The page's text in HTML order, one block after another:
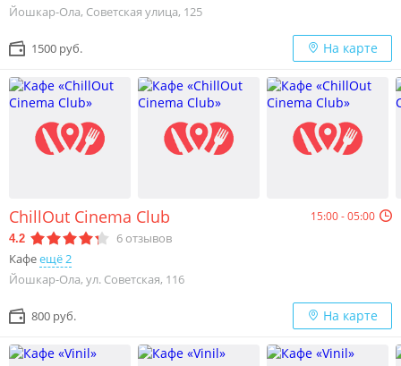
Йошкар-Ола, Советская улица, 125
1500 руб. На карте
ChillOut Cinema Club 15:00 - 05:00
4.2 6отзывов
Кафеещё 2
Йошкар-Ола, ул. Советская, 116
800 руб. На карте